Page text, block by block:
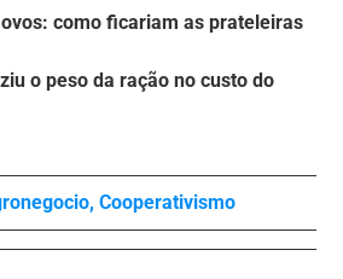
como ficariam as prateleiras
o peso da ração no custo do
, Cooperativismo